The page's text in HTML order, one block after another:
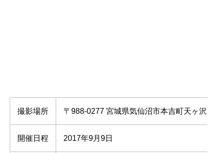
撮影場所 〒988-0277 宮城県気仙沼市本吉町天ヶ沢
開催日程 2017年9月9日